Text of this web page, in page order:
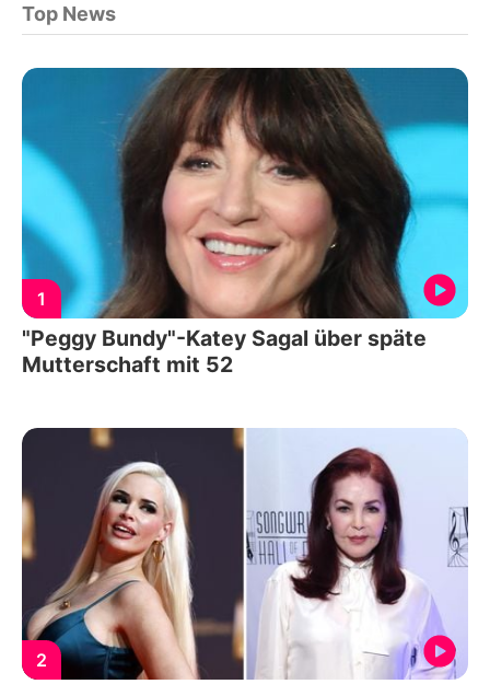
Top News
1
"Peggy Bundy"-Katey Sagal über späte
Mutterschaft mit 52
2